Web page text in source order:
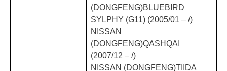
(DONGFENG)BLUEBIRD
SYLPHY (G11) (2005/01 – /)
NISSAN
(DONGFENG)QASHQAI
(2007/12 – /)
NISSAN (DONGFENG)TIIDA